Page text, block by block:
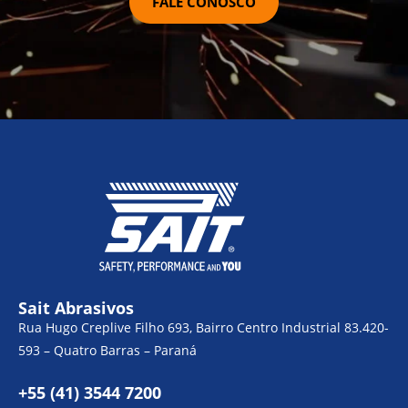
Sait Abrasivos
Rua Hugo Creplive Filho 693, Bairro Centro Industrial 83.420-
593 – Quatro Barras – Paraná
+55 (41) 3544 7200